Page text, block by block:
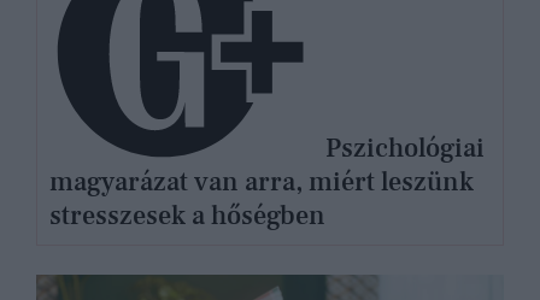
magyarázat van arra, miért leszünk
stresszesek a hőségben